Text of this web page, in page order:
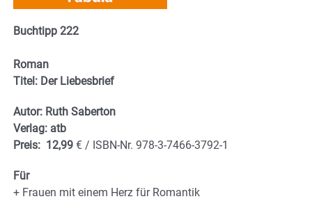
Buchtipp 222
Roman
Titel: Der Liebesbrief
Autor: Ruth Saberton
Verlag: atb
Preis: 12,99 € / ISBN-Nr. 978-3-7466-3792-1
Für
+ Frauen mit einem Herz für Romantik